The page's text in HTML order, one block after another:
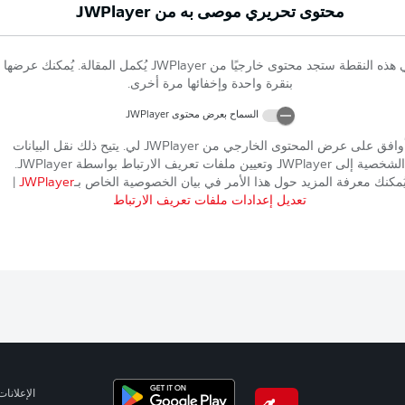
محتوى تحريري موصى به منJWPlayer
هذه النقطة ستجد محتوى خارجيًا منJWPlayer يُكمل المقالة. يُمكنك عرضها
بنقرة واحدة وإخفائها مرة أخرى.
السماح بعرض محتوىJWPlayer
على عرض المحتوى الخارجي منJWPlayer لي. يتيح ذلك نقل البيانات
الشخصية إلى JWPlayer وتعيين ملفات تعريف الارتباط بواسطة JWPlayer
.
معرفة المزيد حول هذا الأمر في بيان الخصوصية الخاص بـJWPlayer
تعديل إعدادات ملفات تعريف الارتباط